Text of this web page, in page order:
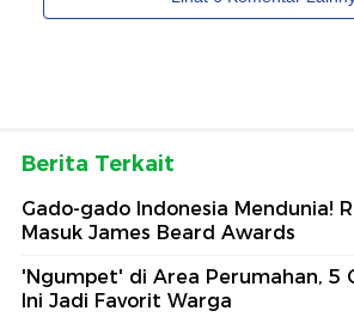
Berita Terkait
Gado-gado Indonesia Mendunia!
Masuk James Beard Awards
'Ngumpet' di Area Perumahan, 5
Ini Jadi Favorit Warga